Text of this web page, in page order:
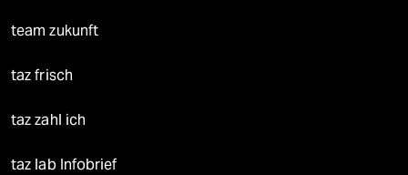
team zukunft
taz frisch
taz zahl ich
taz lab Infobrief